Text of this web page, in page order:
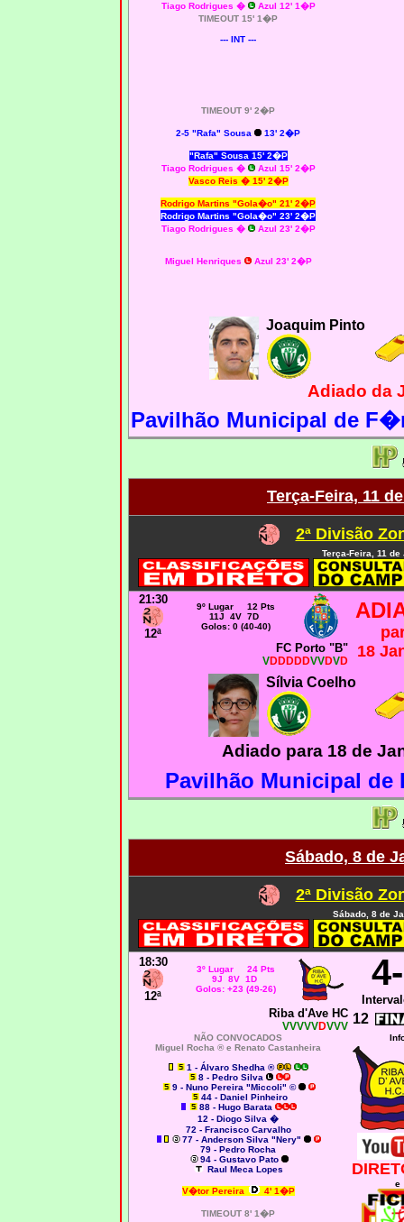
Tiago Rodrigues �
Azul 12' 1�P
TIMEOUT 15' 1�P
--- INT ---
TIMEOUT 9' 2�P
2-5 "Rafa" Sousa 13' 2�P
"Rafa" Sousa 15' 2�P
Tiago Rodrigues �
Azul 15' 2�P
Vasco Reis � 15' 2�P
Rodrigo Martins "Gola�o" 21' 2�P
Rodrigo Martins "Gola�o" 23' 2�P
Tiago Rodrigues �
Azul 23' 2�P
Miguel Henriques Azul 23' 2�P
Joaquim Pinto
Adiado da
Pavilhão Municipal de
Terça-Feira, 11
2ª Divisão
Terça-Feira, 11
21:30
12ª
9º Lugar 12 Pts
11J 4V 7D
Golos: 0 (40-40)
18
FC Porto "B"
VDDDDDVVDVD
Sílvia Coelho
Adiado para 18 de
Pavilhão Municipal
Sábado, 8 de
2ª Divisão
Sábado, 8 de
18:30
12ª
3º Lugar 24 Pts
9J 8V 1D
Golos: +23 (49-26)
Riba d'Ave HC
VVVVVDVVV 12
NÃO CONVOCADOS
Miguel Rocha ® e Renato Castanheira
1 - Álvaro Shedha ®
8 - Pedro Silva
9 - Nuno Pereira "Miccoli" ©
44 - Daniel Pinheiro
88 - Hugo Barata
12 - Diogo Silva �
72 - Francisco Carvalho
77 - Anderson Silva "Nery"
79 - Pedro Rocha
94 - Gustavo Pato
Raul Meca Lopes
V�tor Pereira 4' 1�P
TIMEOUT 8' 1�P
e